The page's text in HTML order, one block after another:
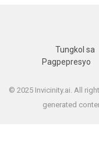
Tungkol sa
Pagpepresyo
© 2025 Invicinity.ai. All
generated